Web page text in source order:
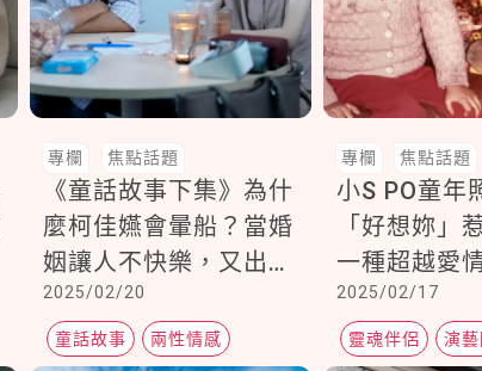
專欄 焦點話題
《童話故事下集》為什
麼柯佳嬿會暈船？當婚
姻讓人不快樂，又出現
更好對象給溫暖，4方
法讓你面對感情問題
2025/02/20
童話故事 兩性情感
專欄 焦點話題
小S PO童年
「好想妳」
一種超越愛
情，叫做大
寵妹10事蹟
2025/02/17
靈魂伴侶 演藝